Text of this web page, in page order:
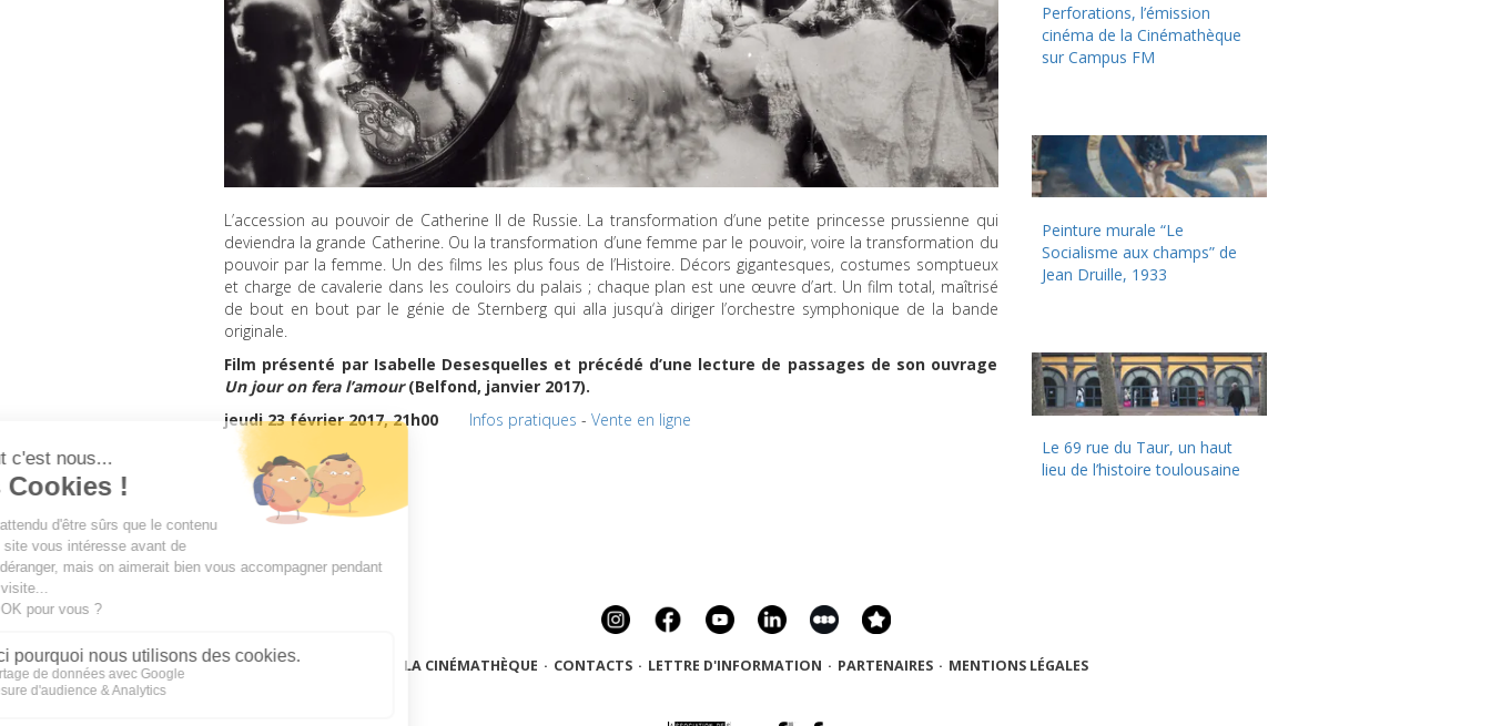
L’accession au pouvoir de Catherine II de Russie. La transformation d’une petite princesse prussienne qui
deviendra la grande Catherine. Ou la transformation d’une femme par le pouvoir, voire la transformation du
pouvoir par la femme. Un des films les plus fous de l’Histoire. Décors gigantesques, costumes somptueux
et charge de cavalerie dans les couloirs du palais ; chaque plan est une œuvre d’art. Un film total, maîtrisé
de bout en bout par le génie de Sternberg qui alla jusqu‘à diriger l’orchestre symphonique de la bande
originale.
Film présenté par Isabelle Desesquelles et précédé d’une lecture de passages de son ouvrage
Un jour on fera l’amour(Belfond, janvier 2017).
jeudi 23 février 2017, 21h00
Infos pratiques - Vente en ligne
Perforations, l’émission
cinéma de la Cinémathèque
sur Campus FM
Peinture murale “Le
Socialisme aux champs” de
Jean Druille, 1933
Le 69 rue du Taur, un haut
lieu de l’histoire toulousaine
LA CINÉMATHÈQUE · CONTACTS · LETTRE D'INFORMATION · PARTENAIRES · MENTIONS LÉGALES